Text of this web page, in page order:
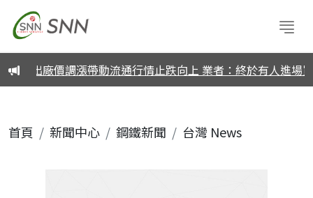
鋼出廠價調漲帶動流通行情止跌向上 業者：終於有人進場買
首頁 新聞中心 鋼鐵新聞 台灣 News